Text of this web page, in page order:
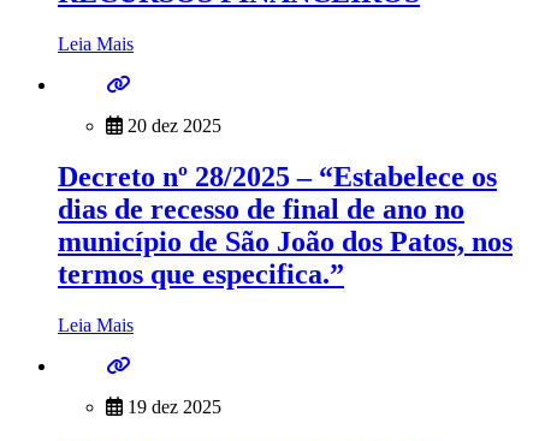
Leia Mais
20 dez 2025
Decreto nº 28/2025 – “Estabelece os
dias de recesso de final de ano no
município de São João dos Patos, nos
termos que especifica.”
Leia Mais
19 dez 2025